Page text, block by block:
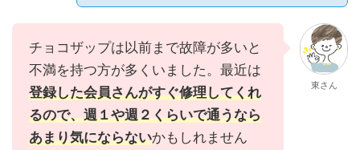
チョコザップは以前まで故障が多いと
不満を持つ方が多くいました。最近は
登録した会員さんがすぐ修理してくれ
るので、週１や週２くらいで通うなら
あまり気にならないかもしれません
東さん